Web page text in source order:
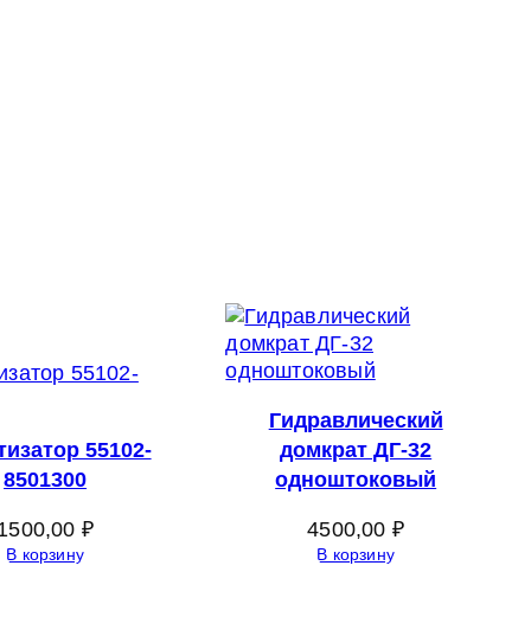
55102-
8501300
₽
В корзину
Гидравлический
домкрат ДГ-32
одноштоковый
4500,00 ₽
В корзину